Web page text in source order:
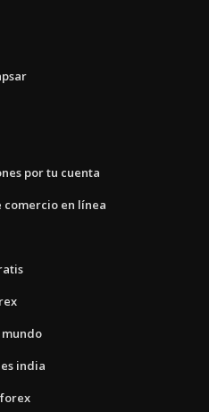
por tu cuenta
en línea
india